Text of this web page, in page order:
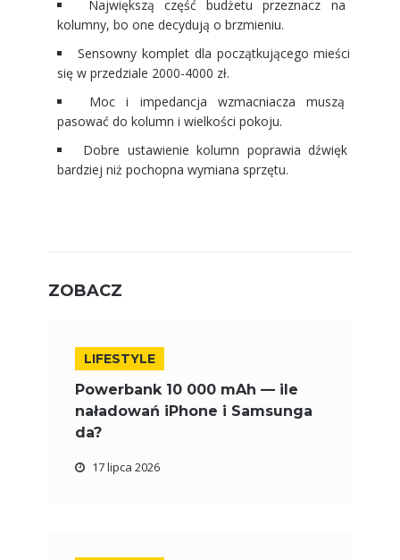
Największą część budżetu przeznacz na
kolumny, bo one decydują o brzmieniu.
Sensowny komplet dla początkującego mieści
się w przedziale 2000-4000 zł.
Moc i impedancja wzmacniacza muszą
pasować do kolumn i wielkości pokoju.
Dobre ustawienie kolumn poprawia dźwięk
bardziej niż pochopna wymiana sprzętu.
ZOBACZ
LIFESTYLE
Powerbank 10 000 mAh — ile
naładowań iPhone i Samsunga
da?
17 lipca 2026